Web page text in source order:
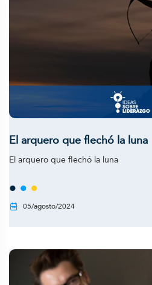
El arquero que flechó la luna
El arquero que flechó la luna
05/agosto/2024